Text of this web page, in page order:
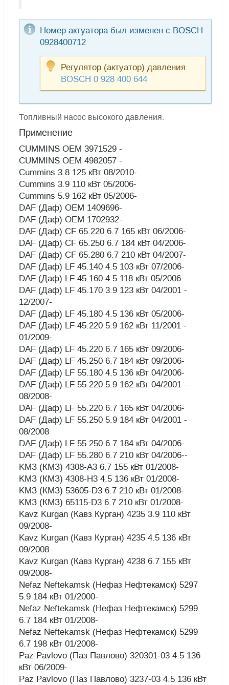
Номер актуатора был изменен с BOSCH
0928400712
Регулятор (актуатор) давления
BOSCH 0 928 400 644
Топливный насос высокого давления.
Применение
CUMMINS OEM 3971529 -
CUMMINS OEM 4982057 -
Cummins 3.8 125 кВт 08/2010-
Cummins 3.9 110 кВт 05/2006-
Cummins 5.9 162 кВт 05/2006-
DAF (Даф) OEM 1409696-
DAF (Даф) OEM 1702932-
DAF (Даф) CF 65.220 6.7 165 кВт 06/2006-
DAF (Даф) CF 65.250 6.7 184 кВт 04/2006-
DAF (Даф) CF 65.280 6.7 210 кВт 04/2007-
DAF (Даф) LF 45.140 4.5 103 кВт 07/2006-
DAF (Даф) LF 45.160 4.5 118 кВт 05/2006-
DAF (Даф) LF 45.170 3.9 123 кВт 04/2001 -
12/2007-
DAF (Даф) LF 45.180 4.5 136 кВт 05/2006-
DAF (Даф) LF 45.220 5.9 162 кВт 11/2001 -
01/2009-
DAF (Даф) LF 45.220 6.7 165 кВт 09/2006-
DAF (Даф) LF 45.250 6.7 184 кВт 09/2006-
DAF (Даф) LF 55.180 4.5 136 кВт 04/2006-
DAF (Даф) LF 55.220 5.9 162 кВт 04/2001 -
08/2008-
DAF (Даф) LF 55.220 6.7 165 кВт 04/2006-
DAF (Даф) LF 55.250 5.9 184 кВт 04/2001 -
08/2008
DAF (Даф) LF 55.250 6.7 184 кВт 04/2006-
DAF (Даф) LF 55.280 6.7 210 кВт 04/2006--
KMЗ (КМЗ) 4308-A3 6.7 155 кВт 01/2008-
KMЗ (КМЗ) 4308-H3 4.5 136 кВт 01/2008-
KMЗ (КМЗ) 53605-D3 6.7 210 кВт 01/2008-
KMЗ (КМЗ) 65115-D3 6.7 210 кВт 01/2008-
Kavz Kurgan (Кавз Курган) 4235 3.9 110 кВт
09/2008-
Kavz Kurgan (Кавз Курган) 4235 4.5 136 кВт
09/2008-
Kavz Kurgan (Кавз Курган) 4238 6.7 155 кВт
09/2008-
Nefaz Neftekamsk (Нефаз Нефтекамск) 5297
5.9 184 кВт 01/2000-
Nefaz Neftekamsk (Нефаз Нефтекамск) 5299
6.7 184 кВт 01/2008-
Nefaz Neftekamsk (Нефаз Нефтекамск) 5299
6.7 198 кВт 01/2008-
Paz Pavlovo (Паз Павлово) 320301-03 4.5 136
кВт 06/2009-
Paz Pavlovo (Паз Павлово) 3237-03 4.5 136 кВт